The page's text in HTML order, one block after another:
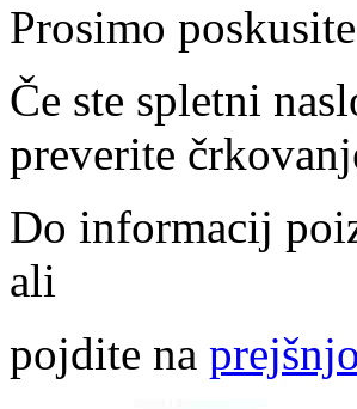
Prosimo
Če ste spletni
preverite
Do informacij
ali
pojdite na